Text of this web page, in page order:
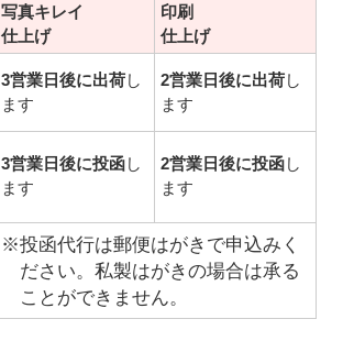
写真キレイ
仕上げ
印刷
仕上げ
3営業日後に出荷し
ます
2営業日後に出荷し
ます
3営業日後に投函し
ます
2営業日後に投函し
ます
※投函代行は郵便はがきで申込みく
ださい。私製はがきの場合は承る
ことができません。